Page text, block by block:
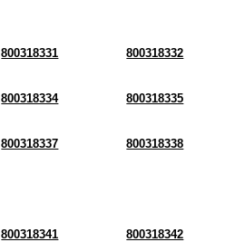
800318331 800318332
800318334 800318335
800318337 800318338
800318341 800318342